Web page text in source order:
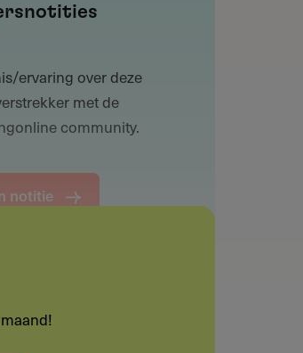
ervaring over deze
met de
community.
notitie